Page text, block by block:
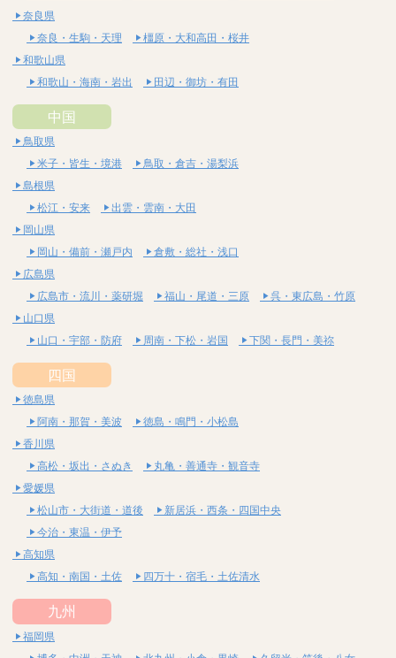
奈良県
奈良・生駒・天理
橿原・大和高田・桜井
和歌山県
和歌山・海南・岩出
田辺・御坊・有田
中国
鳥取県
米子・皆生・境港
鳥取・倉吉・湯梨浜
島根県
松江・安来
出雲・雲南・大田
岡山県
岡山・備前・瀬戸内
倉敷・総社・浅口
広島県
広島市・流川・薬研堀
福山・尾道・三原
呉・東広島・竹原
山口県
山口・宇部・防府
周南・下松・岩国 下関・長門・美祢
四国
徳島県
阿南・那賀・美波
徳島・鳴門・小松島
香川県
高松・坂出・さぬき
丸亀・善通寺・観音寺
愛媛県
松山市・大街道・道後
新居浜・西条・四国中央
今治・東温・伊予
高知県
高知・南国・土佐
四万十・宿毛・土佐清水
九州
福岡県